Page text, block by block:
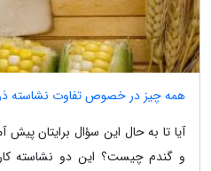
همه چیز در خصوص تفاوت نشاسته
آیا تا به حال این سؤال برایتان
و گندم چیست؟ این دو نشاسته